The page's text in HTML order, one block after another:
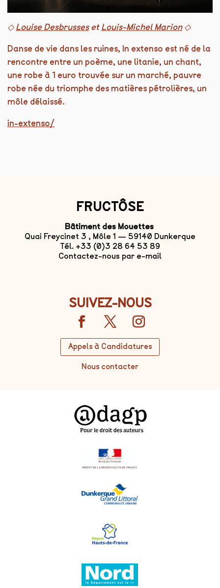
◇ Louise Desbrusseset Louis-Michel Marion◇
Danse de vie dans les ruines, In extenso est né de la
rencontre entre un poème, une litanie, un chant,
une robe à 1 euro trouvée sur un marché, pauvre
robe née du triomphe des matières pétrolières, un
môle délaissé.
in-extenso/
FRUCTÔSE
Bâtiment des Mouettes
Quai Freycinet 3 , Môle 1 — 59140 Dunkerque
Tél. +33 (0)3 28 64 53 89
Contactez-nous par e-mail
SUIVEZ-NOUS
Appels à Candidatures
Nous contacter